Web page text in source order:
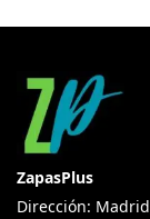
ZapasPlus
Dirección: